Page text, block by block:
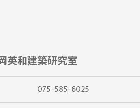
英和建築研究室
075-585-6025